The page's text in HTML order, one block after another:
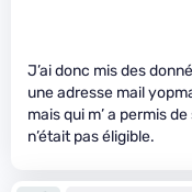
J’ai donc mis des
une adresse mail
mais qui m’ a permis
n’était pas éligible.